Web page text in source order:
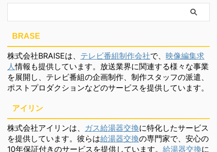
BRASE
株式会社BRAISEは、 テレビ番組制作会社で、 映像編集求
人情報も提供しています。放送業界に関連する様々な事業
を展開し、テレビ番組の企画制作、制作スタッフの派遣、
ポストプロダクションなどのサービスを提供しています。
アイリン
株式会社アイリンは、 ガス給湯器交換に特化したサービス
を提供しています。彼らは給湯器交換の専門家で、安心の
10年保証付きのサービスを提供しています。 給湯器交換に